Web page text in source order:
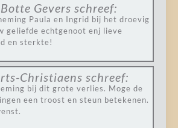
Gevers schreef:
Paula en Ingrid bij het droevig
geliefde echtgenoot enj lieve
en sterkte!
Christiaens schreef:
bij dit grote verlies. Moge de
een troost en steun betekenen.